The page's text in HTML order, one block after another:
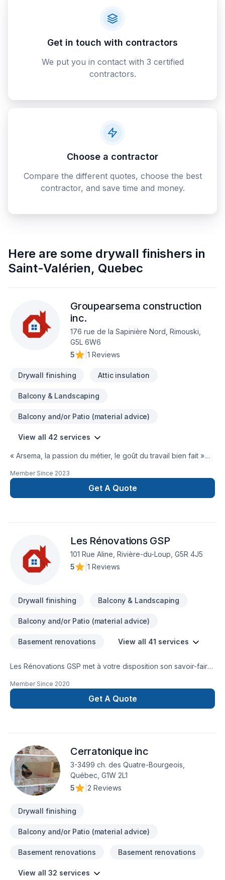
Get in touch with contractors
We put you in contact with 3 certified
contractors.
Choose a contractor
Compare the different quotes, choose the best
contractor, and save time and money.
Here are some drywall finishers in
Saint-Valérien, Quebec
Groupearsema construction
inc.
176 rue de la Sapinière Nord, Rimouski,
G5L 6W6
5
1 Reviews
Drywall finishing Attic insulation
Balcony & Landscaping
Balcony and/or Patio (material advice)
View all 42 services
« Arsema, la passion du métier, le goût du travail bien fait »
résidentiels,commercial, industrelle qui vous accompagne
dans tous vos projets de rénovation. Que vous ayez besoin
de nous pour réparer une fissure, finition de solage
vos besoins et la qualité des travaux Arsema intervient dans
les régions du Bas-Saint-Laurent et les environs, en
respectant votre budget et vos délais. Faites confiance à
Arsema, le spécialiste des travaux !
Member Since 2023
Get A Quote
Les Rénovations GSP
101 Rue Aline, Rivière-du-Loup, G5R 4J5
5
1 Reviews
Drywall finishing Balcony & Landscaping
Balcony and/or Patio (material advice)
Basement renovations View all 41 services
Les Rénovations GSP met à votre disposition son savoir-faire
Carrelage, Cuisine, Démolition, Garage, Gypse, Peinture,
Peinture extérieur, Plancher, Rénovation générale,
Revêtement extérieur, Salle de bain, Sous-sol, Tirage de
main irréprochable. Transformons ensemble vos idées en
réalité. Contactez-nous dès maintenant.
Member Since 2020
Get A Quote
Cerratonique inc
3-3499 ch. des Quatre-Bourgeois,
Québec, G1W 2L1
5
2 Reviews
Drywall finishing
Balcony and/or Patio (material advice)
Basement renovations Basement renovations
View all 32 services